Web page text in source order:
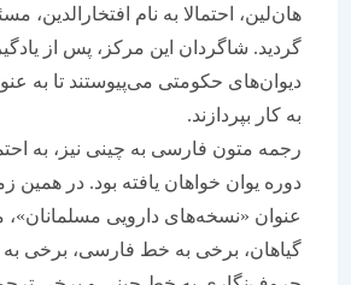
هان‌لین، احتمالا به نام افتخار‌الدین، مسئول
گردید. شاگردان این مرکز، پس از یادگیری
دیوان‌های حکومتی می‌پیوستند تا به عنوان
به کار بپردازند.
رجمه متون فارسی به چینی نیز، به احتمال
دوره یوان خواهان یافته بود. در همین زمان
عنوان «نسخه‌های دارویی مسلمانان»،
گیاهان، برخی به خط فارسی، برخی به